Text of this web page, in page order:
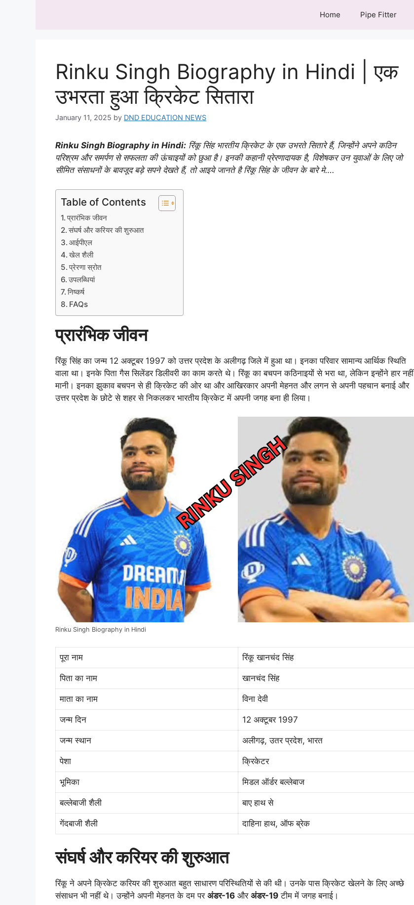
Home Pipe Fitter
Rinku Singh Biography in Hindi | एक
उभरता हुआ क्रिकेट सितारा
January 11, 2025 by DND EDUCATION NEWS
Rinku Singh Biography in Hindi: रिंकू सिंह भारतीय क्रिकेट के एक उभरते सितारे हैं, जिन्होंने अपने कठिन
परिश्रम और समर्पण से सफलता की ऊंचाइयों को छुआ है। इनकी कहानी प्रेरणादायक है, विशेषकर उन युवाओं के लिए जो
सीमित संसाधनों के बावजूद बड़े सपने देखते हैं, तो आइये जानते है रिंकू सिंह के जीवन के बारे मे….
Table of Contents
प्रारंभिक जीवन
संघर्ष और करियर की शुरुआत
आईपीएल
खेल शैली
प्रेरणा स्रोत
उपलब्धियां
निष्कर्ष
FAQs
प्रारंभिक जीवन
रिंकू सिंह का जन्म 12 अक्टूबर 1997 को उत्तर प्रदेश के अलीगढ़ जिले में हुआ था। इनका परिवार सामान्य आर्थिक स्थिति
वाला था। इनके पिता गैस सिलेंडर डिलीवरी का काम करते थे। रिंकू का बचपन कठिनाइयों से भरा था, लेकिन इन्होंने हार नहीं
मानी। इनका झुकाव बचपन से ही क्रिकेट की ओर था और आखिरकार अपनी मेहनत और लगन से अपनी पहचान बनाई और
उत्तर प्रदेश के छोटे से शहर से निकलकर भारतीय क्रिकेट में अपनी जगह बना ही लिया।
Rinku Singh Biography in Hindi
पूरा नाम रिंकू खानचंद सिंह
पिता का नाम खानचंद सिंह
माता का नाम विना देवी
जन्म दिन 12 अक्टूबर 1997
जन्म स्थान अलीगढ़, उतर प्रदेश, भारत
पेशा क्रिकेटर
भूमिका मिडल ऑर्डर बल्लेबाज
बल्लेबाजी शैली बाए हाथ से
गेंदबाजी शैली दाहिना हाथ, ऑफ ब्रेक
संघर्ष और करियर की शुरुआत
रिंकू ने अपने क्रिकेट करियर की शुरुआत बहुत साधारण परिस्थितियों से की थी। उनके पास क्रिकेट खेलने के लिए अच्छे
संसाधन भी नहीं थे। उन्होंने अपनी मेहनत के दम पर अंडर-16 और अंडर-19 टीम में जगह बनाई।